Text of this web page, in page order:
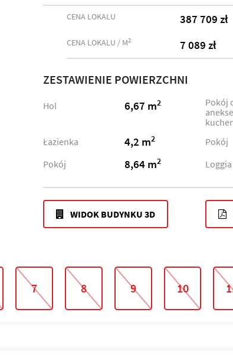
CENA LOKALU 387 709 zł
CENA LOKALU / M2 7 089 zł
ZESTAWIENIE POWIERZCHNI
Hol 6,67 m2
Pokój
Łazienka 4,2 m2 Pokój
Pokój 8,64 m2 Loggia
WIDOK BUDYNKU 3D
7 8 9 10